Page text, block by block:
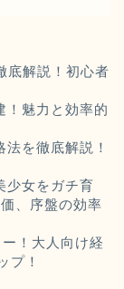
底解説！初心者
！魅力と効率的
法を徹底解説！
少女をガチ育
、序盤の効率
！大人向け経
プ！